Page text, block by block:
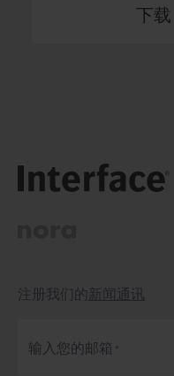
下载
注册我们的新闻通讯
输入您的邮箱